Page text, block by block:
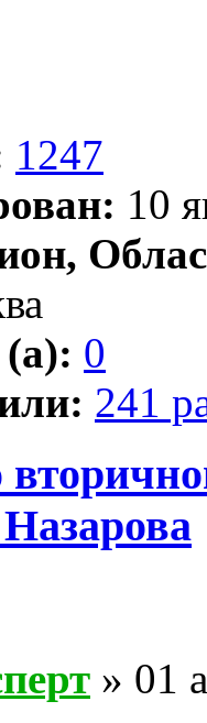
1247
10
0
241
» 01